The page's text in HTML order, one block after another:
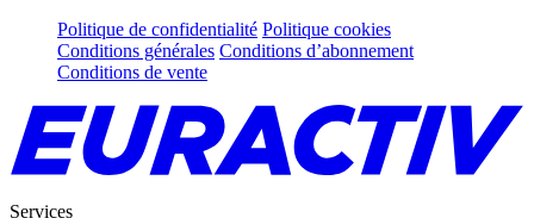
Politique de confidentialité Politique cookies
Conditions générales Conditions d’abonnement
Conditions de vente
Services